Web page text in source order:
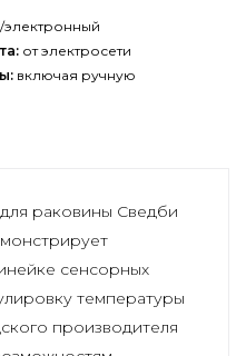
электронный
от электросети
включая ручную
раковины Сведби
сенсорных
температуры
производителя